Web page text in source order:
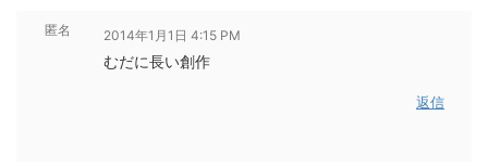
匿名 2014年1月1日 4:15 PM
むだに長い創作
返信